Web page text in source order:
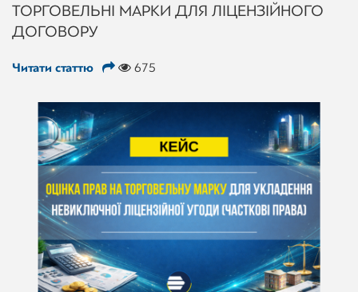
ТОРГОВЕЛЬНІ МАРКИ ДЛЯ ЛІЦЕНЗІЙНОГО
ДОГОВОРУ
Читати статтю 675